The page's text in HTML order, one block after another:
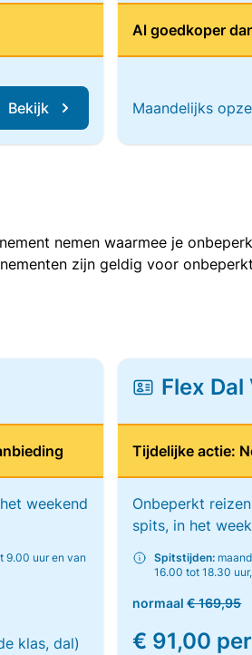
Bekijk
Al goedkoper
Maandelijks
nemen waarmee je
zijn geldig voor
weekend
9.00 uur en van
klas, dal)
Flex
Tijdelijke actie:
Onbeperkt
spits, in het
Spitstijden:
16.00 tot 18.30
normaal€ 169,95
€ 91,00